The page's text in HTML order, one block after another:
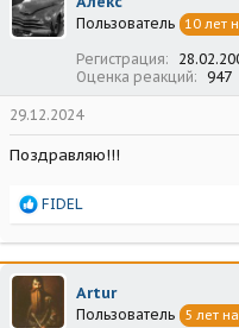
и
и
Пользователь 10 лет
Регистрация
Оценка реакций
947
29.12.2024
Поздравляю!!!
Р
а
к
ц
и
и
FIDEL
Artur
Пользователь 5 лет